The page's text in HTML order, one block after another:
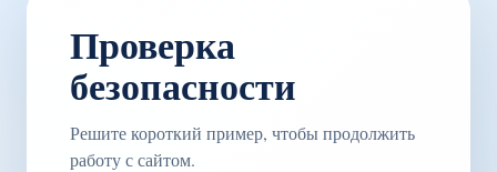
Проверка
безопасности
Решите короткий пример, чтобы продолжить
работу с сайтом.